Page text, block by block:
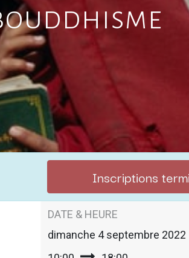
Inscriptions
DATE & HEURE
dimanche 4 septembre 2022